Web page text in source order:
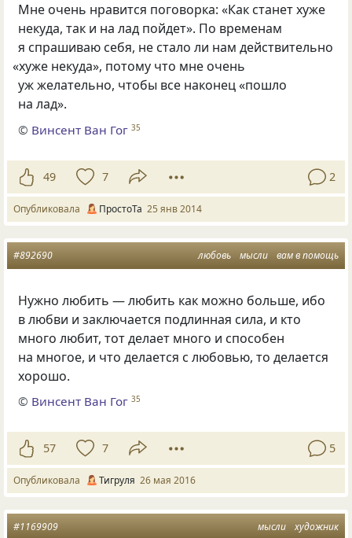
Мне очень нравится поговорка: «Как станет хуже
некуда, так и на лад пойдет». По временам
я спрашиваю себя, не стало ли нам действительно
«хуже некуда», потому что мне очень
уж желательно, чтобы все наконец«пошло
на лад».
© Винсент Ван Гог 35
49 7 2
Опубликовала ПростоТа 25 янв 2014
любовь мысли вам в помощь
#892690
Нужно любить — любить как можно больше, ибо
в любви и заключается подлинная сила, и кто
много любит, тот делает много и способен
на многое, и что делается с любовью, то делается
хорошо.
© Винсент Ван Гог 35
57 7 5
Опубликовала Тигруля 26 мая 2016
мысли художник
#1169909